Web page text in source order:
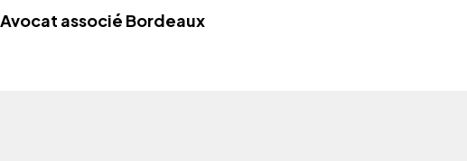
Avocat associé Bordeaux